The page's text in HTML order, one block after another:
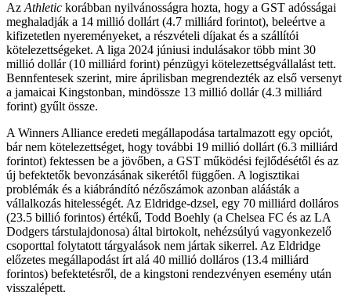
Az Athletic korábban nyilvánosságra hozta, hogy a GST adósságai
meghaladják a 14 millió dollárt (4.7 milliárd forintot), beleértve a
kifizetetlen nyereményeket, a részvételi díjakat és a szállítói
kötelezettségeket. A liga 2024 júniusi indulásakor több mint 30
millió dollár (10 milliárd forint) pénzügyi kötelezettségvállalást tett.
Bennfentesek szerint, mire áprilisban megrendezték az első versenyt
a jamaicai Kingstonban, mindössze 13 millió dollár (4.3 milliárd
forint) gyűlt össze.
A Winners Alliance eredeti megállapodása tartalmazott egy opciót,
bár nem kötelezettséget, hogy további 19 millió dollárt (6.3 milliárd
forintot) fektessen be a jövőben, a GST működési fejlődésétől és az
új befektetők bevonzásának sikerétől függően. A logisztikai
problémák és a kiábrándító nézőszámok azonban aláásták a
vállalkozás hitelességét. Az Eldridge-dzsel, egy 70 milliárd dolláros
(23.5 billió forintos) értékű, Todd Boehly (a Chelsea FC és az LA
Dodgers társtulajdonosa) által birtokolt, nehézsúlyú vagyonkezelő
csoporttal folytatott tárgyalások nem jártak sikerrel. Az Eldridge
előzetes megállapodást írt alá 40 millió dolláros (13.4 milliárd
forintos) befektetésről, de a kingstoni rendezvényen esemény után
visszalépett.